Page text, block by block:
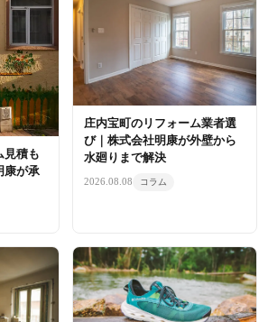
見積も
康が承
庄内宝町のリフォーム業者選
び｜株式会社明康が外壁から
水廻りまで解決
2026.08.08 コラム